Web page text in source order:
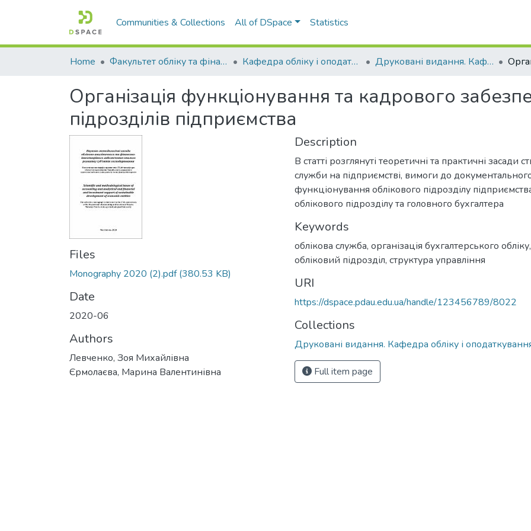
Communities & Collections All of DSpace Statistics
Home Факультет обліку та фінансів Кафедра обліку і оподаткування Друковані видання. Кафедра обліку і оподаткування
Організація функціонування та кадрового
підрозділів підприємства
Files
Monography 2020 (2).pdf(380.53 KB)
Date
2020-06
Authors
Левченко, Зоя Михайлівна
Єрмолаєва, Марина Валентинівна
Description
В статті розглянуті теоретичні та практичні засади
служби на підприємстві, вимоги до
функціонування облікового підрозділу
облікового підрозділу та головного бухгалтера
Keywords
облікова служба, організація бухгалтерського обліку,
обліковий підрозділ, структура управління
URI
https://dspace.pdau.edu.ua/handle/123456789/8022
Collections
Друковані видання. Кафедра обліку і
Full item page